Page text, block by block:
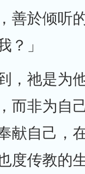
善於倾听
？」
，祂是为
而非为自
献自己，
度传教的